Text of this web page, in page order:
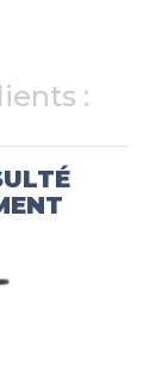
: